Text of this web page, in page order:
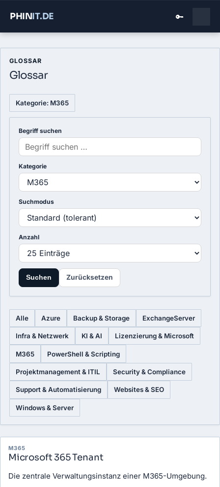
PHINIT.DE 🔑
GLOSSAR
Glossar
Kategorie: M365
Begriff suchen
Kategorie
Suchmodus
Anzahl
Suchen Zurücksetzen
Alle Azure Backup & Storage ExchangeServer
Infra & Netzwerk KI & AI Lizenzierung & Microsoft
M365 PowerShell & Scripting
Projektmanagement & ITIL Security & Compliance
Support & Automatisierung Websites & SEO
Windows & Server
Gefilterte Glossar-Einträge
M365
Microsoft 365 Tenant
Die zentrale Verwaltungsinstanz einer M365-Umgebung.